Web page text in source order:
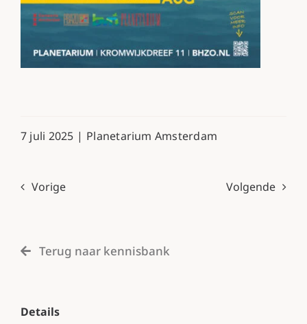
Terug naar kennisbank
Details
7 juli 2025 | Planetarium Amsterdam
Vorige Volgende